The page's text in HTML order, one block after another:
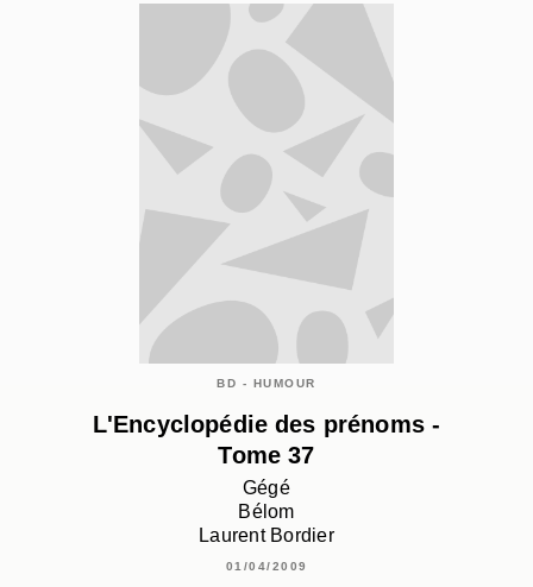
BD - HUMOUR
L'Encyclopédie des prénoms -
Tome 37
Gégé
Bélom
Laurent Bordier
01/04/2009